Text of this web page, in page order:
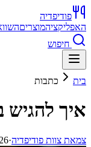
פודיפדיה
האפליקציהמוצרים
חיפוש
בית כתבות
איך להגיש
צמאת צוות פודיפדיה·26 בנובמבר 2024